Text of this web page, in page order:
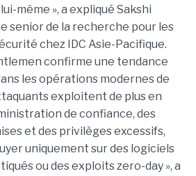
même », a expliqué Sakshi
senior de la recherche pour les
chez IDC Asie-Pacifique.
confirme une tendance
les opérations modernes de
exploitent de plus en
de confiance, des
et des privilèges excessifs,
uniquement sur des logiciels
ou des exploits zero-day », a